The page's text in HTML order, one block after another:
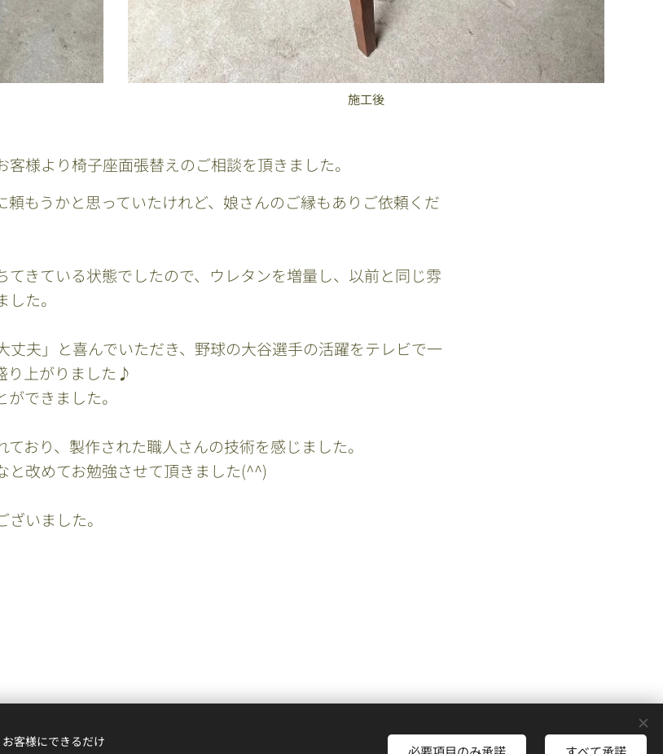
施工後
様より椅子座面張替えのご相談を頂きました。
頼もうかと思っていたけれど、娘さんのご縁もありご依頼くだ
てきている状態でしたので、ウレタンを増量し、以前と同じ雰
た。
丈夫」と喜んでいただき、野球の大谷選手の活躍をテレビで一
り上がりました♪
できました。
おり、製作された職人さんの技術を感じました。
と改めてお勉強させて頂きました(^^)
いました。
客様にできるだけ
必要項目のみ承諾 すべて承諾